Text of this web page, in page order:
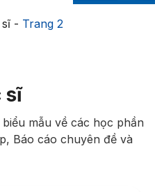
- Trang 2
sĩ
mẫu về các học phần
Báo cáo chuyên đề và